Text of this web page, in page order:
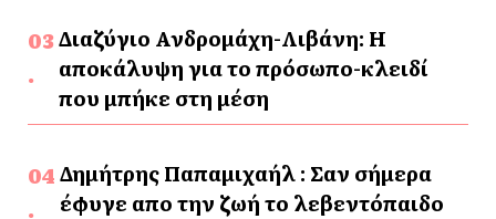
Διαζύγιο Ανδρομάχη-Λιβάνη: Η
αποκάλυψη για το πρόσωπο-κλειδί
που μπήκε στη μέση
Δημήτρης Παπαμιχαήλ : Σαν σήμερα
έφυγε απο την ζωή το λεβεντόπαιδο